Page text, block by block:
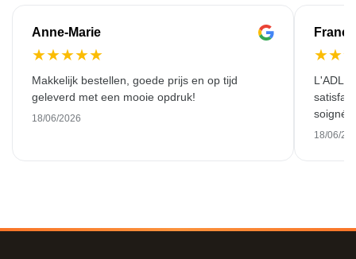
Anne-Marie
★★★★★
Makkelijk bestellen, goede prijs en op tijd
geleverd met een mooie opdruk!
18/06/2026
★★
L'ADL
soigné
18/06/